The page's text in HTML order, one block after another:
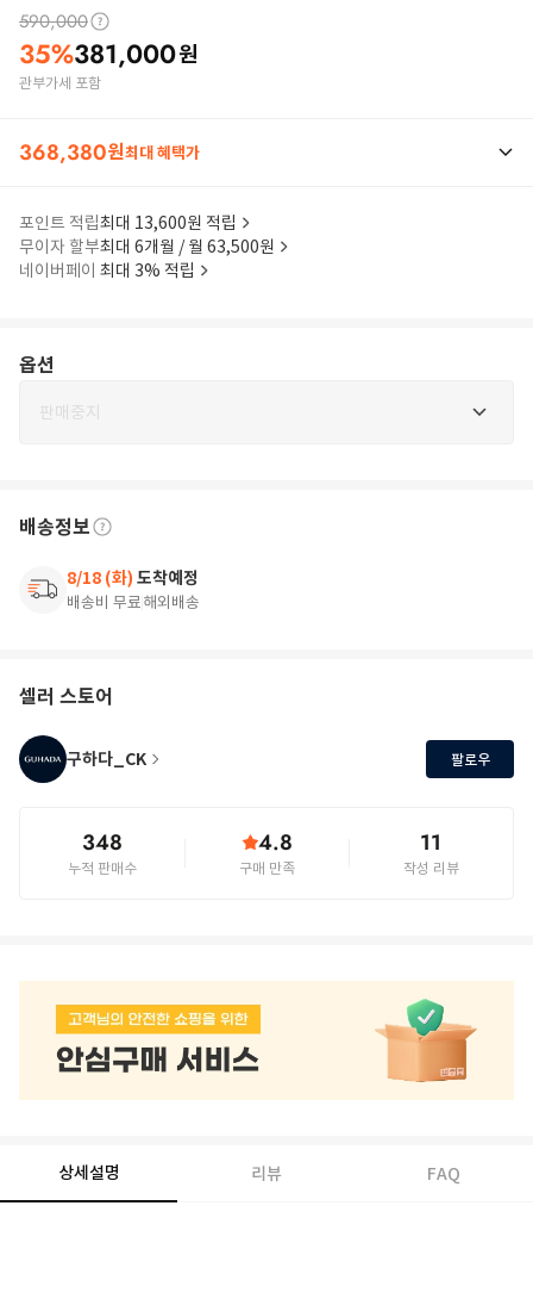
590,000
35%381,000원
관부가세 포함
368,380원최대 혜택가
포인트 적립최대 13,600원 적립
무이자 할부최대 6개월 / 월 63,500원
네이버페이 최대 3% 적립
옵션
판매중지
배송정보
8/18 (화) 도착예정
배송비 무료해외배송
셀러 스토어
구하다_CK 팔로우
348
누적 판매수
4.8
구매 만족
11
작성 리뷰
상세설명 리뷰 FAQ